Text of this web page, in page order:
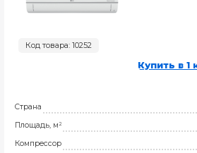
Код товара: 10252
Купить в 1
Страна
Площадь, м²
Компрессор